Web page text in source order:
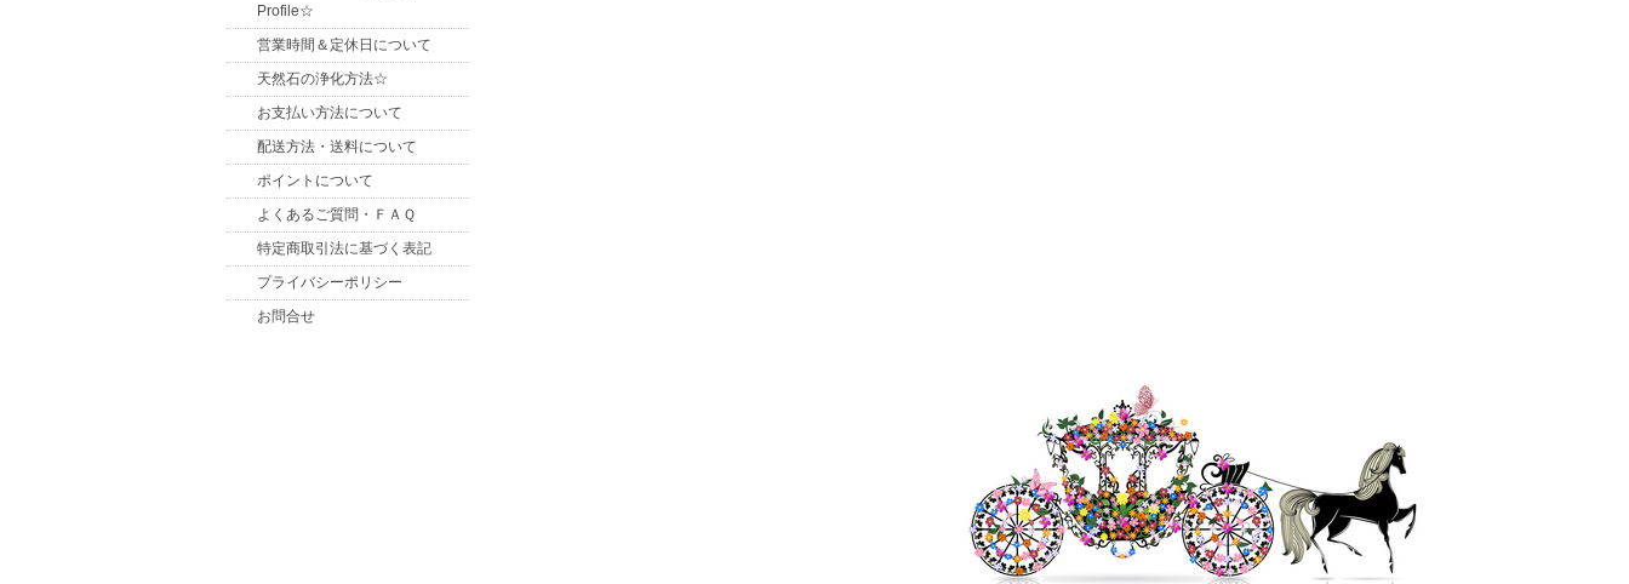
Profile☆
営業時間＆定休日について
天然石の浄化方法☆
お支払い方法について
配送方法・送料について
ポイントについて
よくあるご質問・ＦＡＱ
特定商取引法に基づく表記
プライバシーポリシー
お問合せ